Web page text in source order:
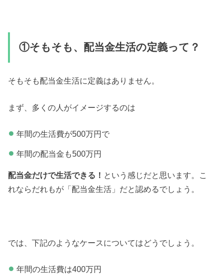
①そもそも、配当金生活の定義って？
そもそも配当金生活に定義はありません。
まず、多くの人がイメージするのは
年間の生活費が500万円で
年間の配当金も500万円
配当金だけで生活できる！ という感じだと思います。こ
れならだれもが「配当金生活」だと認めるでしょう。
では、下記のようなケースについてはどうでしょう。
年間の生活費は400万円